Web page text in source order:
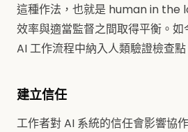
這種作法，也就是 human in the
效率與適當監督之間取得平衡。
AI 工作流程中納入人類驗證檢查點
建立信任
工作者對 AI 系統的信任會影響協